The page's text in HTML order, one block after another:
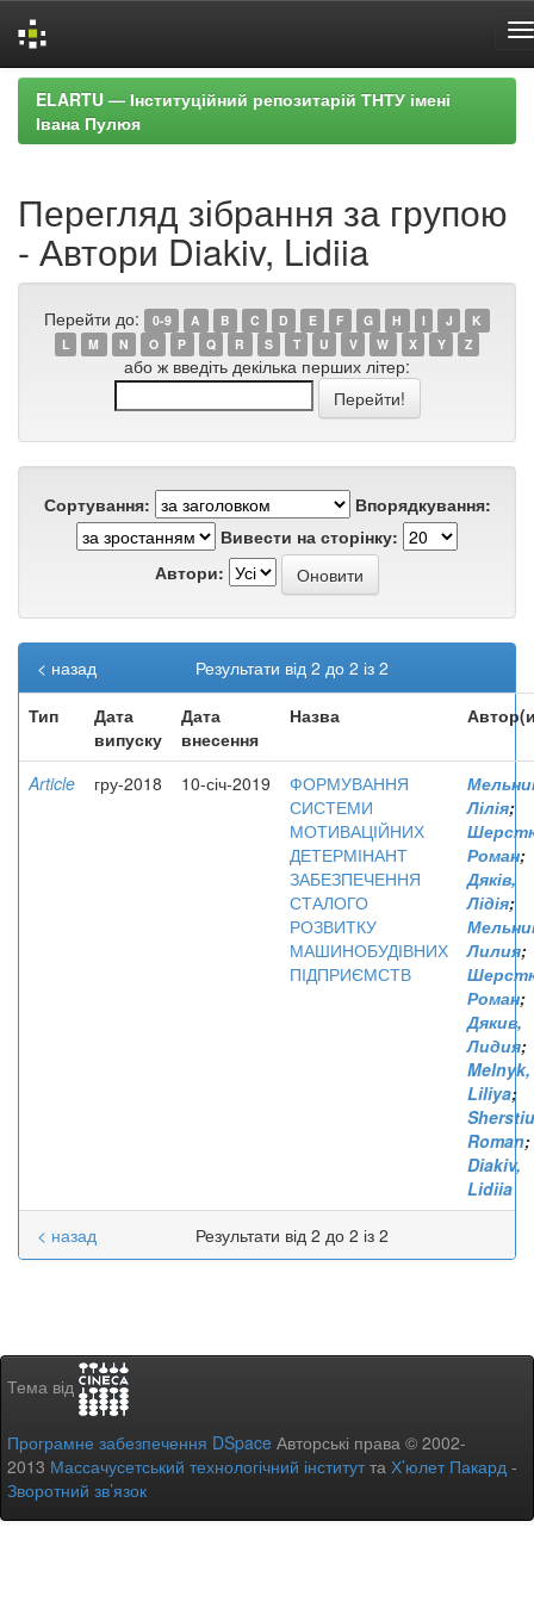
Skip
navigation
ELARTU — Інституційний репозитарій ТНТУ імені
Івана Пулюя
Перегляд зібрання за групою
- Автори Diakiv, Lidiia
Перейти до: 0-9 A B C D E F G H I J
K
L
M N O P Q R S T U V W X Y Z
або ж введіть декілька перших літер:
Сортування:
Впорядкування:
Вивести на сторінку:
Автори:
Результати від 2 до 2 із 2
< назад
Тип
Дата
випуску
Дата
внесення
Назва
Article гру-2018 10-січ-2019
ФОРМУВАННЯ
СИСТЕМИ
МОТИВАЦІЙНИХ
ДЕТЕРМІНАНТ
ЗАБЕЗПЕЧЕННЯ
СТАЛОГО
РОЗВИТКУ
МАШИНОБУДІВНИХ
ПІДПРИЄМСТВ
Лілія;
Роман;
Дяків,
Лідія;
Лилия;
Роман;
Дякив,
Лидия;
Melnyk,
Liliya;
Roman;
Diakiv,
Lidiia
Результати від 2 до 2 із 2
< назад
Тема від
Програмне забезпечення DSpace Авторські права © 2002-
2013 Массачусетський технологічний інститутта Х’юлет Пакард -
Зворотний зв’язок